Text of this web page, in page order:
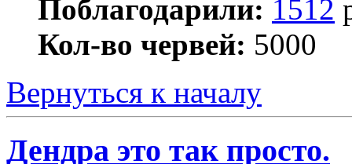
Поблагодарили: 1512
Кол-во червей: 5000
Вернуться к началу
Дендра это так просто.